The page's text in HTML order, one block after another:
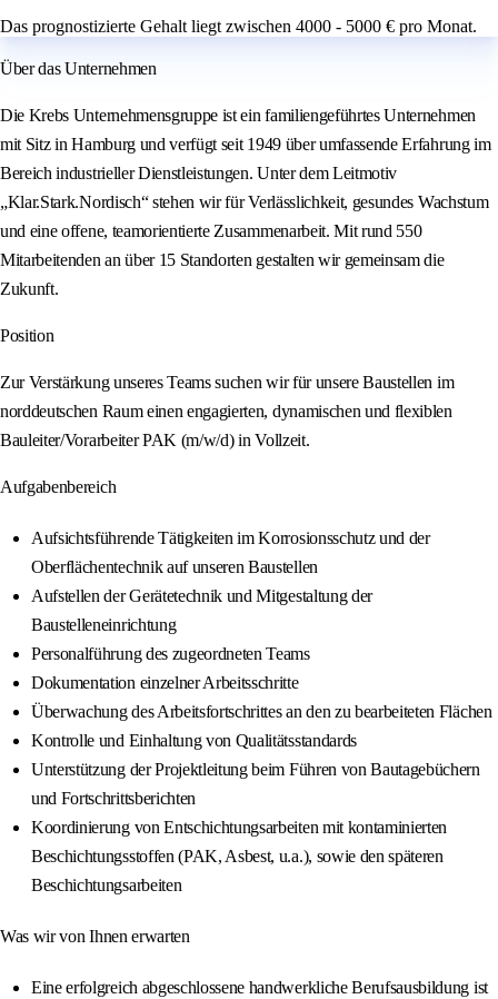
Das prognostizierte Gehalt liegt zwischen 4000 - 5000 € pro Monat.
Über das Unternehmen
Die Krebs Unternehmensgruppe ist ein familiengeführtes Unternehmen
mit Sitz in Hamburg und verfügt seit 1949 über umfassende Erfahrung im
Bereich industrieller Dienstleistungen. Unter dem Leitmotiv
„Klar.Stark.Nordisch“ stehen wir für Verlässlichkeit, gesundes Wachstum
und eine offene, teamorientierte Zusammenarbeit. Mit rund 550
Mitarbeitenden an über 15 Standorten gestalten wir gemeinsam die
Zukunft.
Position
Zur Verstärkung unseres Teams suchen wir für unsere Baustellen im
norddeutschen Raum einen engagierten, dynamischen und flexiblen
Bauleiter/Vorarbeiter PAK (m/w/d) in Vollzeit.
Aufgabenbereich
Aufsichtsführende Tätigkeiten im Korrosionsschutz und der
Oberflächentechnik auf unseren Baustellen
Aufstellen der Gerätetechnik und Mitgestaltung der
Baustelleneinrichtung
Personalführung des zugeordneten Teams
Dokumentation einzelner Arbeitsschritte
Überwachung des Arbeitsfortschrittes an den zu bearbeiteten Flächen
Kontrolle und Einhaltung von Qualitätsstandards
Unterstützung der Projektleitung beim Führen von Bautagebüchern
und Fortschrittsberichten
Koordinierung von Entschichtungsarbeiten mit kontaminierten
Beschichtungsstoffen (PAK, Asbest, u.a.), sowie den späteren
Beschichtungsarbeiten
Was wir von Ihnen erwarten
Eine erfolgreich abgeschlossene handwerkliche Berufsausbildung ist